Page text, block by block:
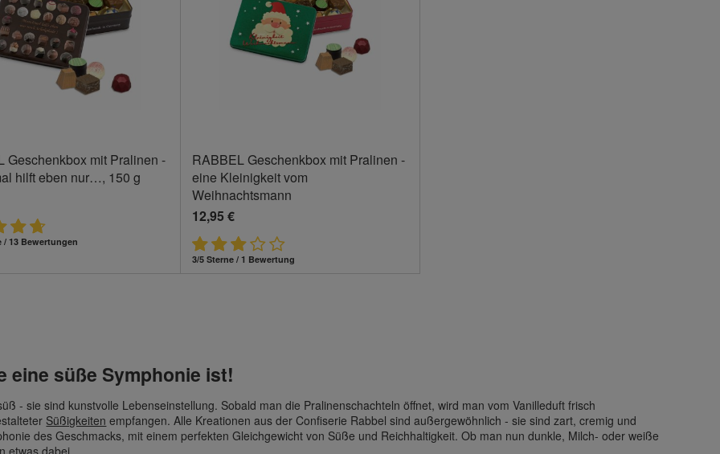
Geschenkbox mit Pralinen -
hilft eben nur…, 150 g
/ 13 Bewertungen
RABBEL Geschenkbox mit Pralinen -
eine Kleinigkeit vom
Weihnachtsmann
12,95 €
3/5 Sterne / 1 Bewertung
eine süße Symphonie ist!
- sie sind kunstvolle Lebenseinstellung. Sobald man die Pralinenschachteln öffnet, wird man vom Vanilleduft frisch
Süßigkeiten empfangen. Alle Kreationen aus der Confiserie Rabbel sind außergewöhnlich - sie sind zart, cremig und
des Geschmacks, mit einem perfekten Gleichgewicht von Süße und Reichhaltigkeit. Ob man nun dunkle, Milch- oder weiße